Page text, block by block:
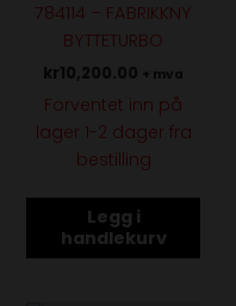
784114 – FABRIKKNY
BYTTETURBO
kr10,200.00 + mva
Forventet inn på
lager 1-2 dager fra
bestilling
Legg i
handlekurv